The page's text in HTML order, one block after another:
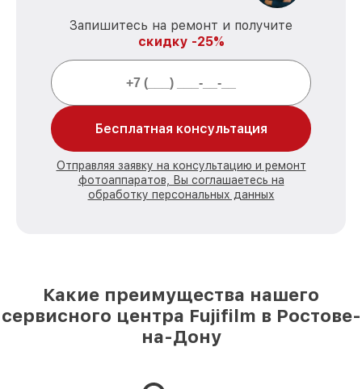
Запишитесь на ремонт и получите
скидку -25%
Бесплатная консультация
Отправляя заявку на консультацию и ремонт
фотоаппаратов, Вы соглашаетесь на
обработку персональных данных
Какие преимущества нашего
сервисного центра Fujifilm в Ростове-
на-Дону